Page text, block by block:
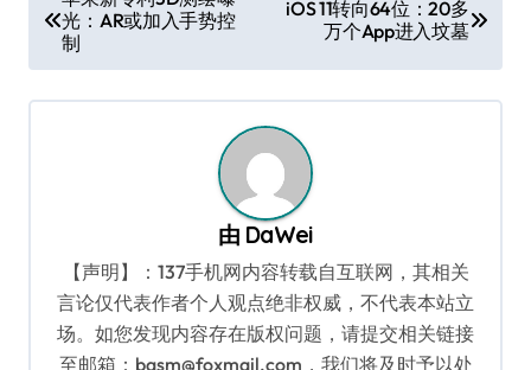
章
导
航
光：AR或加入手势控
制
iOS 11转向64位：20多
万个App进入坟墓
由 DaWei
【声明】：137手机网内容转载自互联网，其相关
言论仅代表作者个人观点绝非权威，不代表本站立
场。如您发现内容存在版权问题，请提交相关链接
至邮箱：bqsm@foxmail.com，我们将及时予以处